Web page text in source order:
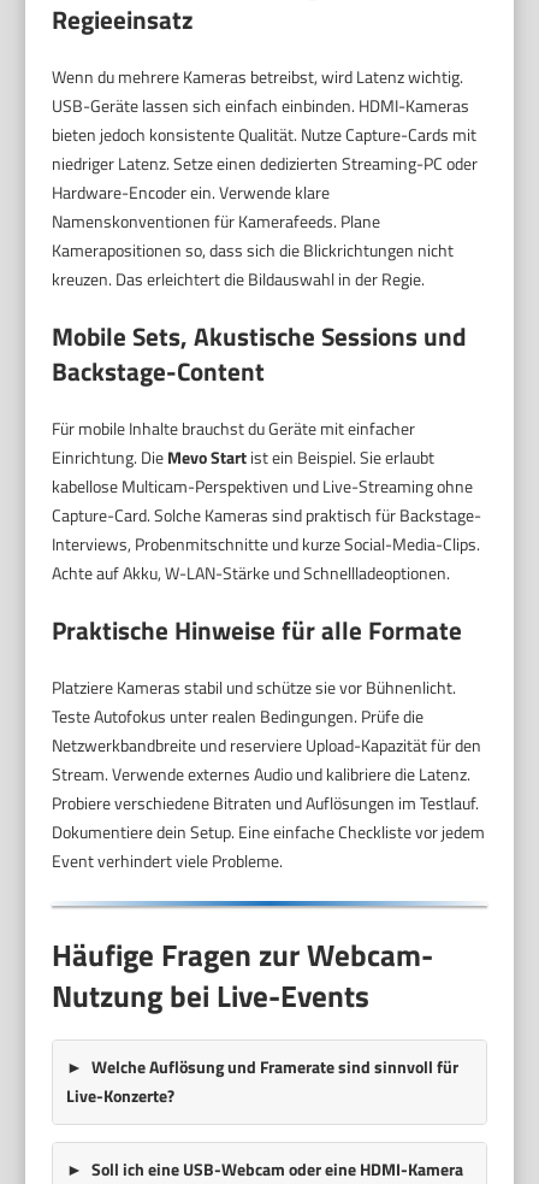
Regieeinsatz
Wenn du mehrere Kameras betreibst, wird Latenz wichtig.
USB-Geräte lassen sich einfach einbinden. HDMI-Kameras
bieten jedoch konsistente Qualität. Nutze Capture-Cards mit
niedriger Latenz. Setze einen dedizierten Streaming-PC oder
Hardware-Encoder ein. Verwende klare
Namenskonventionen für Kamerafeeds. Plane
Kamerapositionen so, dass sich die Blickrichtungen nicht
kreuzen. Das erleichtert die Bildauswahl in der Regie.
Mobile Sets, Akustische Sessions und
Backstage-Content
Für mobile Inhalte brauchst du Geräte mit einfacher
Einrichtung. DieMevo Startist ein Beispiel. Sie erlaubt
kabellose Multicam-Perspektiven und Live-Streaming ohne
Capture-Card. Solche Kameras sind praktisch für Backstage-
Interviews, Probenmitschnitte und kurze Social-Media-Clips.
Achte auf Akku, W-LAN-Stärke und Schnellladeoptionen.
Praktische Hinweise für alle Formate
Platziere Kameras stabil und schütze sie vor Bühnenlicht.
Teste Autofokus unter realen Bedingungen. Prüfe die
Netzwerkbandbreite und reserviere Upload-Kapazität für den
Stream. Verwende externes Audio und kalibriere die Latenz.
Probiere verschiedene Bitraten und Auflösungen im Testlauf.
Dokumentiere dein Setup. Eine einfache Checkliste vor jedem
Event verhindert viele Probleme.
Häufige Fragen zur Webcam-
Nutzung bei Live-Events
Welche Auflösung und Framerate sind sinnvoll für
Live-Konzerte?
Soll ich eine USB-Webcam oder eine HDMI-Kamera